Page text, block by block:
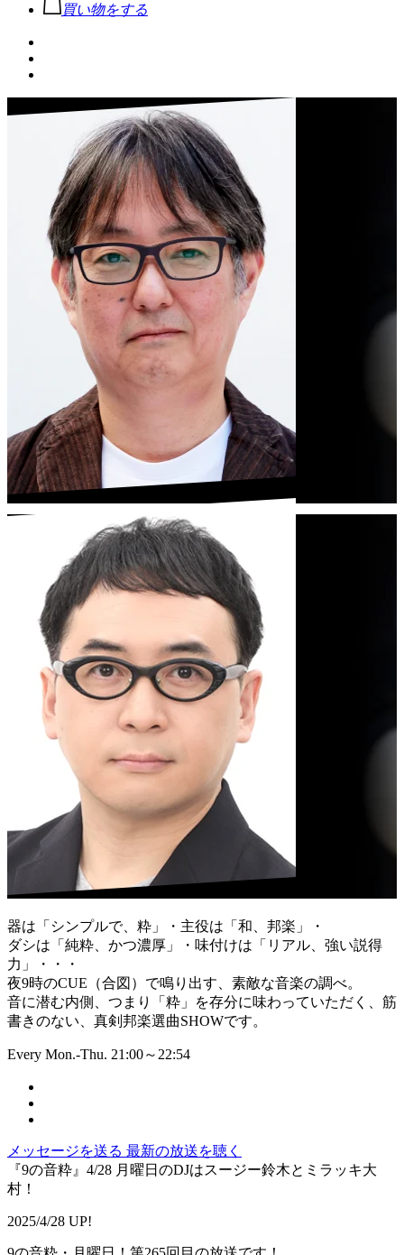
買い物をする
器は「シンプルで、粋」・主役は「和、邦楽」・
ダシは「純粋、かつ濃厚」・味付けは「リアル、強い説得
力」・・・
夜9時のCUE（合図）で鳴り出す、素敵な音楽の調べ。
音に潜む内側、つまり「粋」を存分に味わっていただく、筋
書きのない、真剣邦楽選曲SHOWです。
Every Mon.-Thu. 21:00～22:54
メッセージを送る 最新の放送を聴く
『9の音粋』4/28 月曜日のDJはスージー鈴木とミラッキ大
村！
2025/4/28 UP!